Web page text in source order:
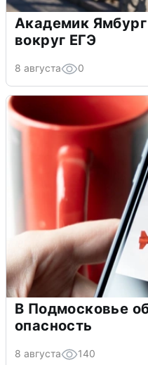
Академик
вокруг ЕГЭ
8 августа 0
В Подмосковье
опасность
8 августа 140